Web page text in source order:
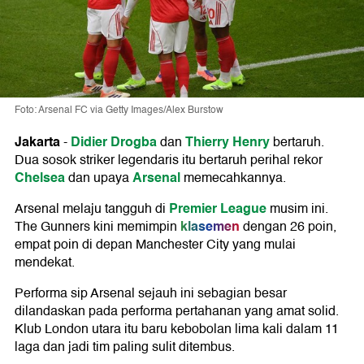
Foto: Arsenal FC via Getty Images/Alex Burstow
Jakarta-Didier DrogbadanThierry Henrybertaruh.
Dua sosok striker legendaris itu bertaruh perihal rekor
Chelseadan upayaArsenalmemecahkannya.
Arsenal melaju tangguh di Premier Leaguemusim ini.
The Gunners kini memimpin klasemendengan 26 poin,
empat poin di depan Manchester City yang mulai
mendekat.
Performa sip Arsenal sejauh ini sebagian besar
dilandaskan pada performa pertahanan yang amat solid.
Klub London utara itu baru kebobolan lima kali dalam 11
laga dan jadi tim paling sulit ditembus.